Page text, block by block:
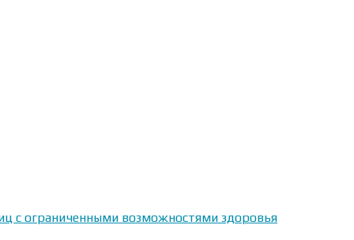
с ограниченными возможностями здоровья